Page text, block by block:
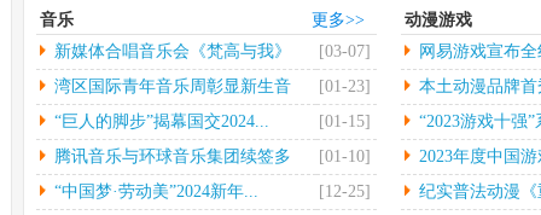
长...
更多>>
音乐
新媒体合唱音乐会《梵高与我》
中...
[03-07]
湾区国际青年音乐周彰显新生音
乐...
[01-23]
“巨人的脚步”揭幕国交2024...
[01-15]
腾讯音乐与环球音乐集团续签多
年...
[01-10]
“中国梦·劳动美”2024新年...
[12-25]
动漫游戏
网易游戏宣布
年...
本土动漫品牌
“2023游戏十强
2023年度中国
纪实普法动漫